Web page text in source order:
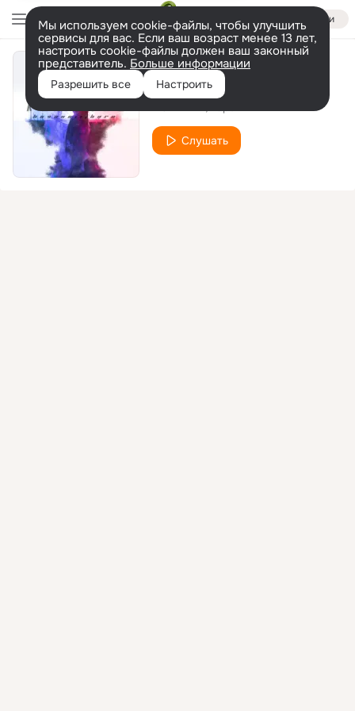
Войти
Мы используем cookie-файлы, чтобы улучшить
сервисы для вас. Если ваш возраст менее 13 лет,
настроить cookie-файлы должен ваш законный
представитель. Больше информации
Разрешить все Настроить
Лейлало
Слушать